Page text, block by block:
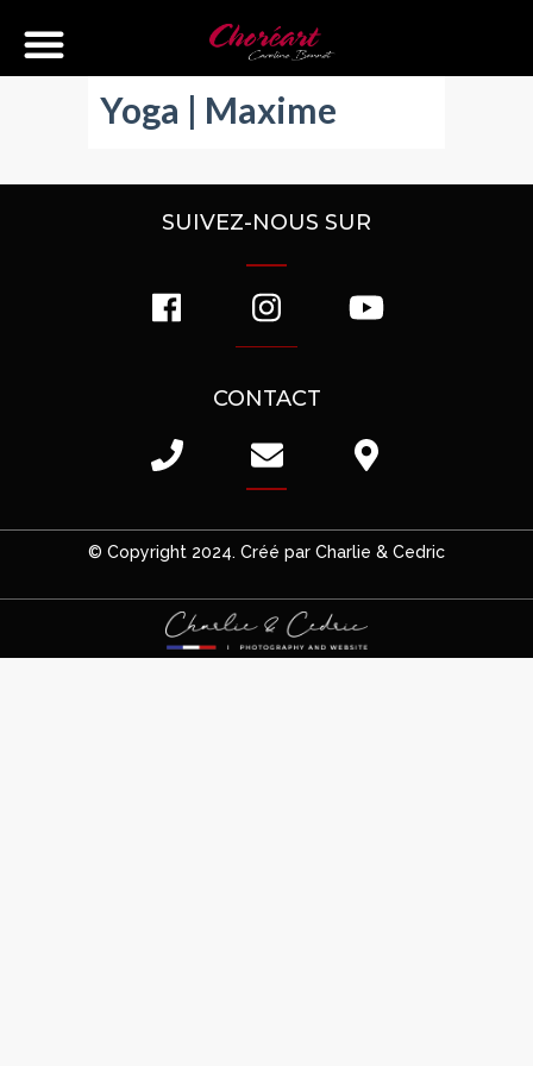
Yoga | Maxime
SUIVEZ-NOUS SUR
CONTACT
© Copyright 2024. Créé par Charlie & Cedric